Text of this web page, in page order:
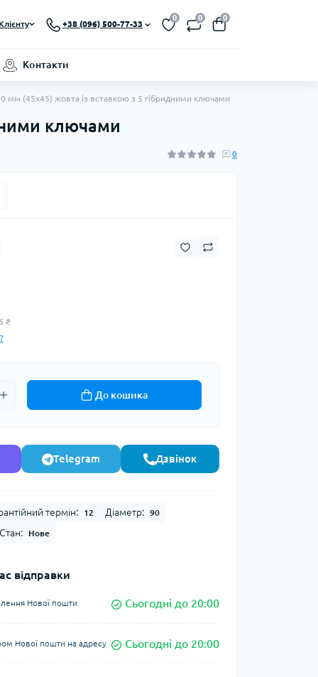
Клієнту +38 (096) 500-77-33
0 0 0
Контакти
мм (45x45) жовта із вставкою з 5 гібридними ключами
ключами
0
₴
До кошика
Telegram Дзвінок
термін: 12 Діаметр: 90
Стан: Нове
відправки
Нової пошти Сьогодні до 20:00
Нової пошти на адресу Сьогодні до 20:00